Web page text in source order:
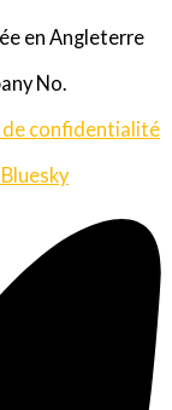
en Angleterre
No.
confidentialité
Bluesky